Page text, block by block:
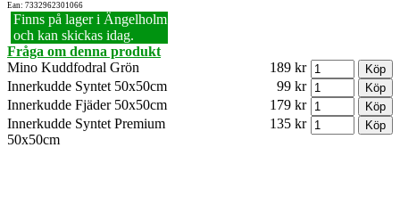
Ean: 7332962301066
Finns på lager i Ängelholm
och kan skickas idag.
Fråga om denna produkt
Mino Kuddfodral Grön
189 kr
Innerkudde Syntet 50x50cm
99 kr
Innerkudde Fjäder 50x50cm
179 kr
Innerkudde Syntet Premium
50x50cm
135 kr